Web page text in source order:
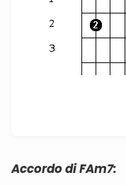
Accordo di FAm7: